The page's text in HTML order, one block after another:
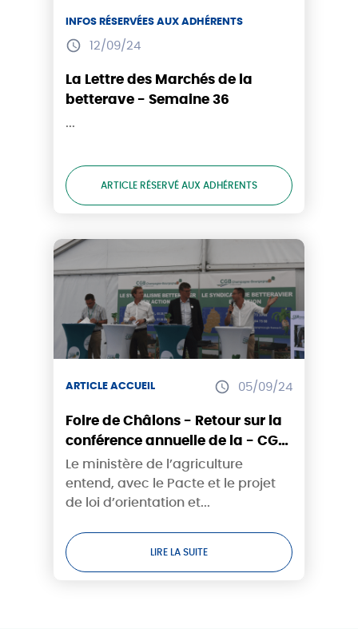
INFOS RÉSERVÉES AUX ADHÉRENTS
12/09/24
La Lettre des Marchés de la
betterave - Semaine 36
...
ARTICLE RÉSERVÉ AUX ADHÉRENTS
ARTICLE ACCUEIL 05/09/24
Foire de Châlons - Retour sur la
conférence annuelle de la - CGB
Champagne-Bourgogne
Le ministère de l’agriculture
entend, avec le Pacte et le projet
de loi d’orientation et...
LIRE LA SUITE